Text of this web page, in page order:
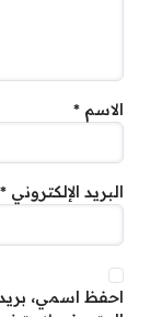
الاسم *
البريد الإلكتروني *
احفظ اسمي،